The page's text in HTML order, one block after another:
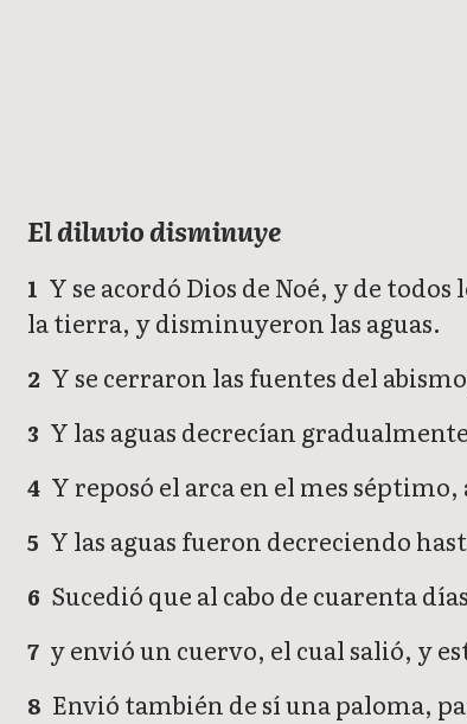
El diluvio disminuye
1 Y se acordó Dios de Noé, y de
la tierra, y disminuyeron las aguas.
2 Y se cerraron las fuentes del
3 Y las aguas decrecían
4 Y reposó el arca en el mes
5 Y las aguas fueron decreciendo
6 Sucedió que al cabo de cuarenta
7 y envió un cuervo, el cual salió, y
8 Envió también de sí una paloma,